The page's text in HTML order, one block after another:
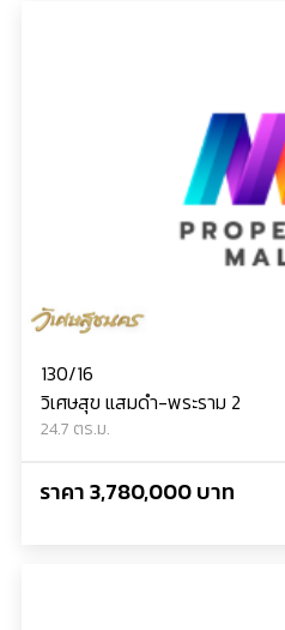
130/16
วิเศษสุข แสมดำ-พระราม 2
24.7 ตร.ม.
ราคา 3,780,000 บาท